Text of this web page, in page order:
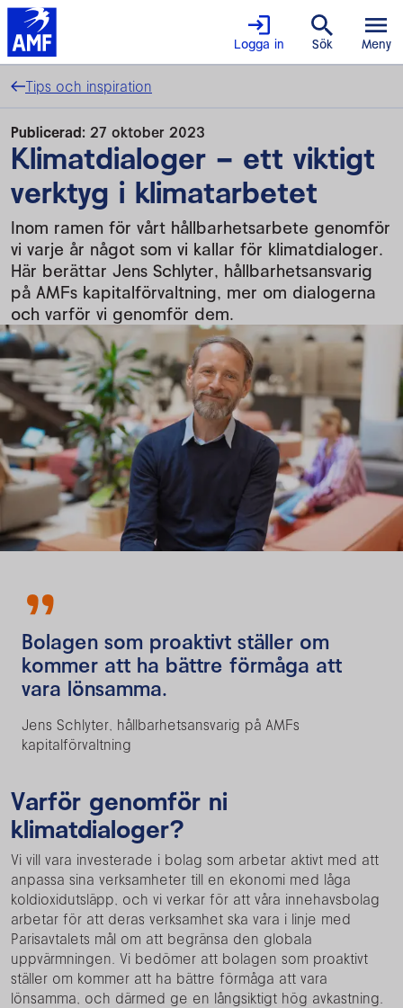
Logga in Sök Meny
Tips och inspiration
Publicerad: 27 oktober 2023
Klimatdialoger – ett viktigt
verktyg i klimatarbetet
Inom ramen för vårt hållbarhetsarbete genomför
vi varje år något som vi kallar för klimatdialoger.
Här berättar Jens Schlyter, hållbarhetsansvarig
på AMFs kapitalförvaltning, mer om dialogerna
och varför vi genomför dem.
Bolagen som proaktivt ställer om
kommer att ha bättre förmåga att
vara lönsamma.
Jens Schlyter, hållbarhetsansvarig på AMFs
kapitalförvaltning
Varför genomför ni
klimatdialoger?
Vi vill vara investerade i bolag som arbetar aktivt med att
anpassa sina verksamheter till en ekonomi med låga
koldioxidutsläpp, och vi verkar för att våra innehavsbolag
arbetar för att deras verksamhet ska vara i linje med
Parisavtalets mål om att begränsa den globala
uppvärmningen. Vi bedömer att bolagen som proaktivt
ställer om kommer att ha bättre förmåga att vara
lönsamma, och därmed ge en långsiktigt hög avkastning.